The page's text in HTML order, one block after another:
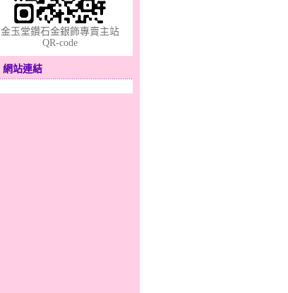
分享愛～金銀鋼套鍊
金玉堂鑽石金銀飾專賣主站
QR-code
網站連結